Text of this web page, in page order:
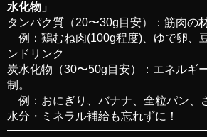
水化物」
タンパク質（20〜30g目安）
：筋肉の
例：鶏むね肉(100g程度)、ゆで卵、
ンドリンク
炭水化物（30〜50g目安）
：エネルギ
制。
例：おにぎり、バナナ、全粒パン、
水分・ミネラル補給も忘れずに！